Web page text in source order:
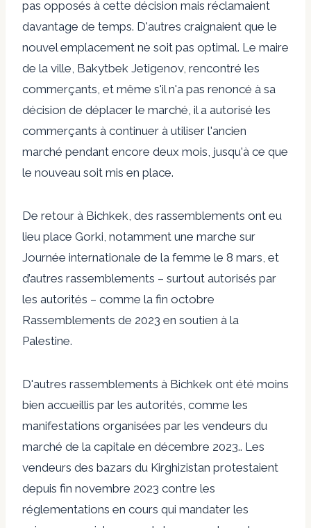
pas opposés à cette décision mais réclamaient
davantage de temps. D'autres craignaient que le
nouvel emplacement ne soit pas optimal. Le maire
de la ville, Bakytbek Jetigenov, rencontré les
commerçants et même s'il n'a pas renoncé à sa
décision de déplacer le marché, il a autorisé les
commerçants à continuer à utiliser l'ancien
marché pendant encore deux mois, jusqu'à ce que
le nouveau soit mis en place.
De retour à Bichkek, des rassemblements ont eu
lieu place Gorki, notamment une marche sur
Journée internationale de la femme le 8 mars, et
d’autres rassemblements – surtout autorisés par
les autorités – comme la fin octobre
Rassemblements de 2023 en soutien à la
Palestine.
D'autres rassemblements à Bichkek ont ​​été moins
bien accueillis par les autorités, comme les
manifestations organisées par les vendeurs du
marché de la capitale en décembre 2023.. Les
vendeurs des bazars du Kirghizistan protestaient
depuis fin novembre 2023 contre les
réglementations en cours qui mandater les